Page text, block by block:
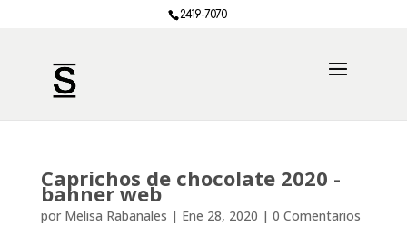
2419-7070
Caprichos de chocolate 2020 -
banner web
por Melisa Rabanales | Ene 28, 2020 | 0 Comentarios